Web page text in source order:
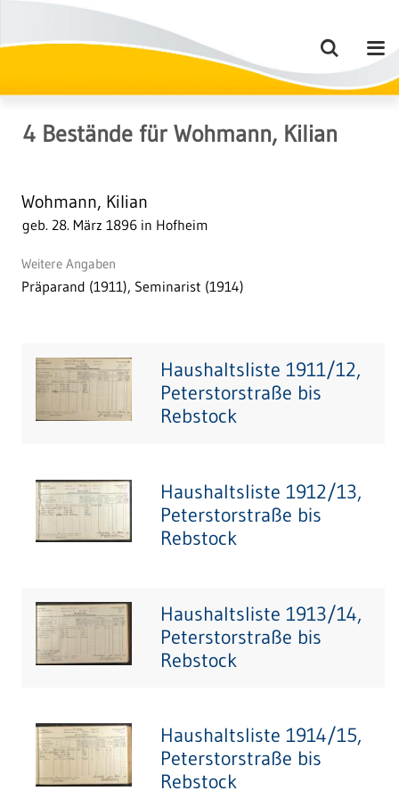
4 Bestände für Wohmann, Kilian
Wohmann, Kilian
geb. 28. März 1896 in Hofheim
Weitere Angaben
Präparand (1911), Seminarist (1914)
Haushaltsliste 1911/12,
Peterstorstraße bis
Rebstock
Haushaltsliste 1912/13,
Peterstorstraße bis
Rebstock
Haushaltsliste 1913/14,
Peterstorstraße bis
Rebstock
Haushaltsliste 1914/15,
Peterstorstraße bis
Rebstock